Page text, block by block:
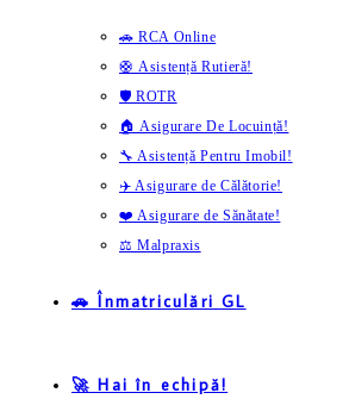
🚗 RCA Online
🛟 Asistență Rutieră!
🛡️ ROTR
🏠 Asigurare De Locuință!
🔧 Asistență Pentru Imobil!
✈️ Asigurare de Călătorie!
❤️ Asigurare de Sănătate!
⚖️ Malpraxis
🚗 Înmatriculări GL
🚀 Hai în echipă!